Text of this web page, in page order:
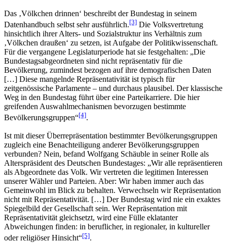
Das ‚Völkchen drinnen‘ beschreibt der Bundestag in seinem
Datenhandbuch selbst sehr ausführlich.[3] Die Volksvertretung
hinsichtlich ihrer Alters- und Sozialstruktur ins Verhältnis zum
‚Völkchen draußen‘ zu setzen, ist Aufgabe der Politikwissenschaft.
Für die vergangene Legislaturperiode hat sie festgehalten: „Die
Bundestagsabgeordneten sind nicht repräsentativ für die
Bevölkerung, zumindest bezogen auf ihre demografischen Daten
[…] Diese mangelnde Repräsentativität ist typisch für
zeitgenössische Parlamente – und durchaus plausibel. Der klassische
Weg in den Bundestag führt über eine Parteikarriere. Die hier
greifenden Auswahlmechanismen bevorzugen bestimmte
Bevölkerungsgruppen“[4].
Ist mit dieser Überrepräsentation bestimmter Bevölkerungsgruppen
zugleich eine Benachteiligung anderer Bevölkerungsgruppen
verbunden? Nein, befand Wolfgang Schäuble in seiner Rolle als
Alterspräsident des Deutschen Bundestages: „Wir alle repräsentieren
als Abgeordnete das Volk. Wir vertreten die legitimen Interessen
unserer Wähler und Parteien. Aber: Wir haben immer auch das
Gemeinwohl im Blick zu behalten. Verwechseln wir Repräsentation
nicht mit Repräsentativität. […] Der Bundestag wird nie ein exaktes
Spiegelbild der Gesellschaft sein. Wer Repräsentation mit
Repräsentativität gleichsetzt, wird eine Fülle eklatanter
Abweichungen finden: in beruflicher, in regionaler, in kultureller
oder religiöser Hinsicht“[5].